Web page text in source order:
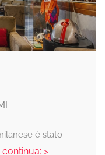
è stato
continua: >